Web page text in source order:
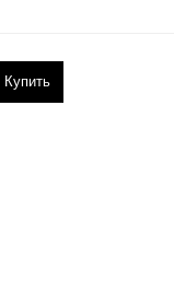
Купить